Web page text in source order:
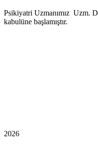
Psikiyatri Uzmanımız Uzm.
kabulüne başlamıştır.
2026